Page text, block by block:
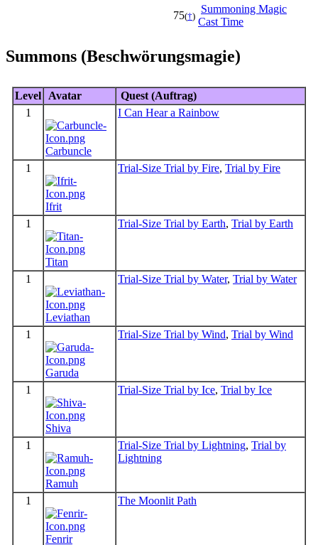
75(†)
Summoning Magic
Cast Time
Summons (Beschwörungsmagie)
Level Avatar
Quest (Auftrag)
1
Carbuncle
I Can Hear a Rainbow
1
Ifrit
Trial-Size Trial by Fire, Trial by Fire
1
Titan
Trial-Size Trial by Earth, Trial by Earth
1
Leviathan
Trial-Size Trial by Water, Trial by Water
1
Garuda
Trial-Size Trial by Wind, Trial by Wind
1
Shiva
Trial-Size Trial by Ice, Trial by Ice
1
Ramuh
Trial-Size Trial by Lightning, Trial by
Lightning
1
Fenrir
The Moonlit Path